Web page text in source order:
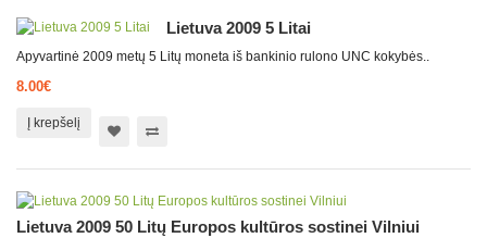
Lietuva 2009 5 Litai
Apyvartinė 2009 metų 5 Litų moneta iš bankinio rulono UNC kokybės..
8.00€
Į krepšelį
Lietuva 2009 50 Litų Europos kultūros sostinei Vilniui